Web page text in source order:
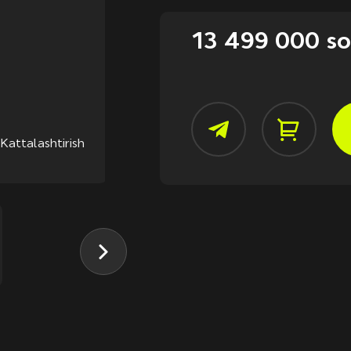
Kattalashtirish
13 499 000